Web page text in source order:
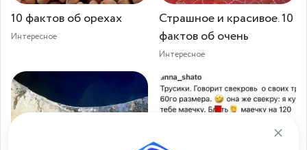
10 фактов об орехах
Интересное
Страшное и красивое. 10
фактов об очень
Интересное